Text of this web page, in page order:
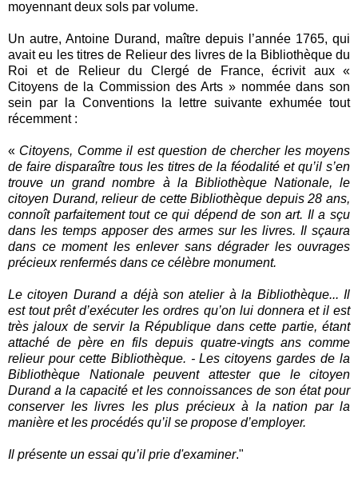
moyennant deux sols par volume.
Un autre, Antoine Durand, maître depuis l’année 1765, qui
avait eu les titres de Relieur des livres de la Bibliothèque du
Roi et de Relieur du Clergé de France, écrivit aux «
Citoyens de la Commission des Arts » nommée dans son
sein par la Conventions la lettre suivante exhumée tout
récemment :
« Citoyens, Comme il est question de chercher les moyens
de faire disparaître tous les titres de la féodalité et qu’il s’en
trouve un grand nombre à la Bibliothèque Nationale, le
citoyen Durand, relieur de cette Bibliothèque depuis 28 ans,
connoît parfaitement tout ce qui dépend de son art. Il a sçu
dans les temps apposer des armes sur les livres. Il sçaura
dans ce moment les enlever sans dégrader les ouvrages
précieux renfermés dans ce célèbre monument.
Le citoyen Durand a déjà son atelier à la Bibliothèque... Il
est tout prêt d’exécuter les ordres qu’on lui donnera et il est
très jaloux de servir la République dans cette partie, étant
attaché de père en fils depuis quatre-vingts ans comme
relieur pour cette Bibliothèque. - Les citoyens gardes de la
Bibliothèque Nationale peuvent attester que le citoyen
Durand a la capacité et les connoissances de son état pour
conserver les livres les plus précieux à la nation par la
manière et les procédés qu’il se propose d’employer.
Il présente un essai qu’il prie d'examiner."